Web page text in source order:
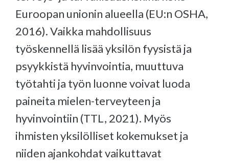
Euroopan unionin alueella (EU:n OSHA,
2016). Vaikka mahdollisuus
työskennellä lisää yksilön fyysistä ja
psyykkistä hyvinvointia, muuttuva
työtahti ja työn luonne voivat luoda
paineita mielen-terveyteen ja
hyvinvointiin (TTL, 2021). Myös
ihmisten yksilölliset kokemukset ja
niiden ajankohdat vaikuttavat